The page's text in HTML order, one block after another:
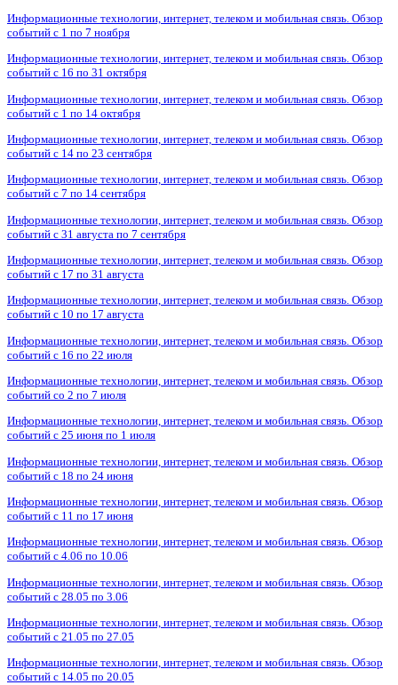
Информационные технологии, интернет, телеком и мобильная связь. Обзор
событий с 1 по 7 ноября
Информационные технологии, интернет, телеком и мобильная связь. Обзор
событий с 16 по 31 октября
Информационные технологии, интернет, телеком и мобильная связь. Обзор
событий с 1 по 14 октября
Информационные технологии, интернет, телеком и мобильная связь. Обзор
событий с 14 по 23 сентября
Информационные технологии, интернет, телеком и мобильная связь. Обзор
событий с 7 по 14 сентября
Информационные технологии, интернет, телеком и мобильная связь. Обзор
событий с 31 августа по 7 сентября
Информационные технологии, интернет, телеком и мобильная связь. Обзор
событий с 17 по 31 августа
Информационные технологии, интернет, телеком и мобильная связь. Обзор
событий с 10 по 17 августа
Информационные технологии, интернет, телеком и мобильная связь. Обзор
событий с 16 по 22 июля
Информационные технологии, интернет, телеком и мобильная связь. Обзор
событий со 2 по 7 июля
Информационные технологии, интернет, телеком и мобильная связь. Обзор
событий с 25 июня по 1 июля
Информационные технологии, интернет, телеком и мобильная связь. Обзор
событий с 18 по 24 июня
Информационные технологии, интернет, телеком и мобильная связь. Обзор
событий с 11 по 17 июня
Информационные технологии, интернет, телеком и мобильная связь. Обзор
событий с 4.06 по 10.06
Информационные технологии, интернет, телеком и мобильная связь. Обзор
событий с 28.05 по 3.06
Информационные технологии, интернет, телеком и мобильная связь. Обзор
событий с 21.05 по 27.05
Информационные технологии, интернет, телеком и мобильная связь. Обзор
событий с 14.05 по 20.05